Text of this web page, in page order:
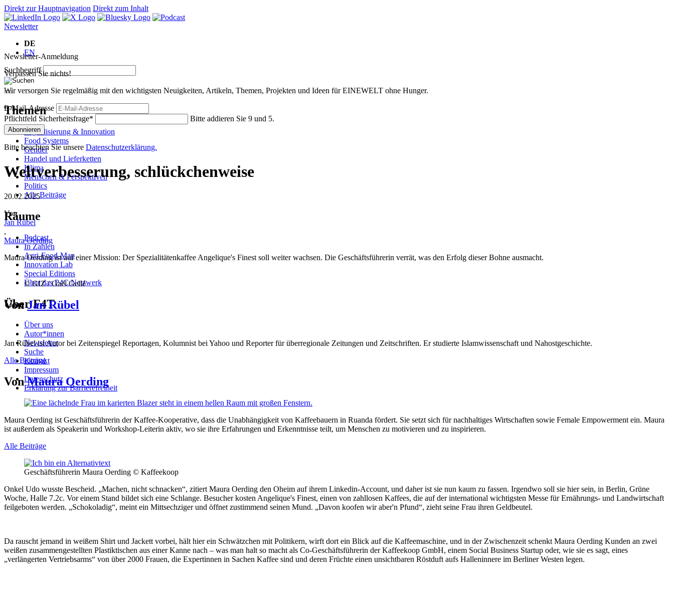
Direkt zur Hauptnavigation Direkt zum Inhalt
Newsletter
DE
EN
Suchbegriff
Themen
Digitalisierung & Innovation
Food Systems
Gender
Handel und Lieferketten
Klima
Menschen & Perspektiven
Politics
Alle Beiträge
Räume
Podcast
In Zahlen
Agri-Food-Map
Innovation Lab
Special Editions
Über das P4C Netzwerk
Über F4T
Über uns
Autor*innen
Newsletter
Suche
Kontakt
Impressum
Datenschutz
Erklärung zur Barrierefreiheit
Newsletter-Anmeldung
Verpassen Sie nichts!
Wir versorgen Sie regelmäßig mit den wichtigsten Neuigkeiten, Artikeln, Themen, Projekten und Ideen für EINEWELT ohne Hunger.
E-Mail-Adresse
Pflichtfeld Sicherheitsfrage* Bitte addieren Sie 9 und 5.
Abonnieren
Bitte beachten Sie unsere Datenschutzerklärung.
Weltverbesserung, schlückchenweise
20.02.2025
Von
Jan Rübel
,
Maura Oerding
Maura Oerding ist auf einer Mission: Der Spezialitätenkaffee Angelique's Finest soll weiter wachsen. Die Geschäftsführerin verrät, was den Erfolg dieser Bohne ausmacht.
© GIZ / Gaël Gellé
VonJan Rübel
Jan Rübel ist Autor bei Zeitenspiegel Reportagen, Kolumnist bei Yahoo und Reporter für überregionale Zeitungen und Zeitschriften. Er studierte Islamwissenschaft und Nahostgeschichte.
Alle Beiträge
VonMaura Oerding
Maura Oerding ist Geschäftsführerin der Kaffee-Kooperative, dass die Unabhängigkeit von Kaffeebauern in Ruanda fördert. Sie setzt sich für nachhaltiges Wirtschaften sowie Female Empowerment ein. Maura
ist außerdem als Speakerin und Workshop-Leiterin aktiv, wo sie ihre Erfahrungen und Erkenntnisse teilt, um Menschen zu motivieren und zu inspirieren.
Alle Beiträge
Geschäftsführerin Maura Oerding © Kaffeekoop
Onkel Udo wusste Bescheid. „Machen, nicht schnacken“, zitiert Maura Oerding den Oheim auf ihrem Linkedin-Account, und daher ist sie nun kaum zu fassen. Irgendwo soll sie hier sein, in Berlin, Grüne
Woche, Halle 7.2c. Vor einem Stand bildet sich eine Schlange. Besucher kosten Angelique's Finest, einen von zahllosen Kaffees, die auf der international wichtigsten Messe für Ernährungs- und Landwirtschaft
feilgeboten werden. „Schokoladig“, meint ein Mittsechziger und öffnet zustimmend seinen Mund. „Davon koofen wir aber'n Pfund“, zieht seine Frau ihren Geldbeutel.
Da rauscht jemand in weißem Shirt und Jackett vorbei, hält hier ein Schwätzchen mit Politikern, wirft dort ein Blick auf die Kaffeemaschine, und in der Zwischenzeit schenkt Maura Oerding Kunden an zwei
weißen zusammengestellten Plastiktischen aus einer Kanne nach – was man halt so macht als Co-Geschäftsführerin der Kaffeekoop GmbH, einem Social Business Startup oder, wie sie es sagt, eines
„verlängerten Vertriebsarms“ von über 2000 Frauen, die Expertinnen in Sachen Kaffee sind und deren Früchte einen unsichtbaren Röstduft aufs Halleninnere im Berliner Westen legen.